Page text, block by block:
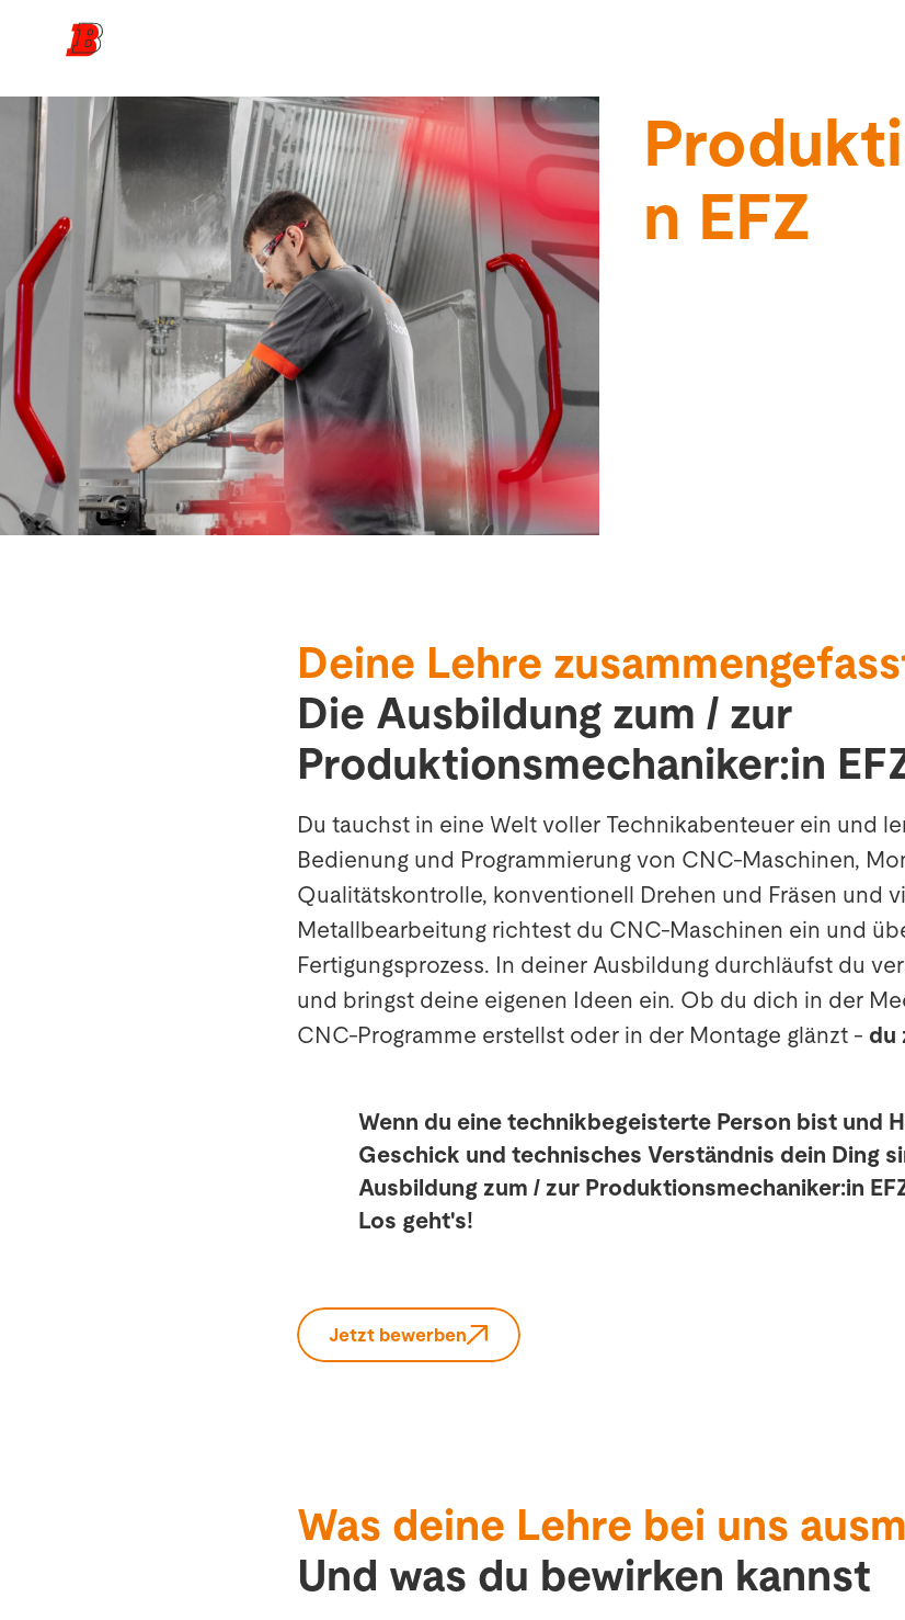
Dein Weg zur Lehrstelle
Lehrberufe
Unsere Berufsbildung
News
Kontakt
n EFZ
Deine Lehre
Die Ausbildung zum / zur
Produktionsmechaniker:in
Du tauchst in eine Welt voller Technikabenteuer ein und
Bedienung und Programmierung von CNC-Maschinen,
Qualitätskontrolle, konventionell Drehen und Fräsen und
Metallbearbeitung richtest du CNC-Maschinen ein und
Fertigungsprozess. In deiner Ausbildung durchläufst du
und bringst deine eigenen Ideen ein. Ob du dich in der
CNC-Programme erstellst oder in der Montage glänzt - du
Wenn du eine technikbegeisterte Person bist und
Geschick und technisches Verständnis dein Ding
Ausbildung zum / zur Produktionsmechaniker:in
Los geht's!
Jetzt bewerben
Was deine Lehre bei uns
Und was du bewirken kannst